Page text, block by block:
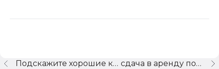
сдача в аренду помещения
Подскажите хорошие книги по налоговому учету в 1С